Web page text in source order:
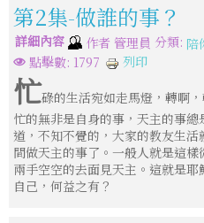
第2集-做誰的事？
詳細內容 作者 管理員 分類: 陪
點擊數: 1797
列印
忙碌的生活宛如走馬燈，轉啊
忙的無非是自身的事，天主的事
道，不知不覺的，大家的教友生
間做天主的事了。一般人就是這
兩手空空的去面見天主。這就是
自己，何益之有？